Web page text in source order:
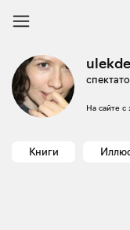
На сайте с
Книги